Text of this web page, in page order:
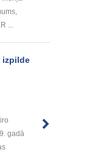
...
izpilde
gadā